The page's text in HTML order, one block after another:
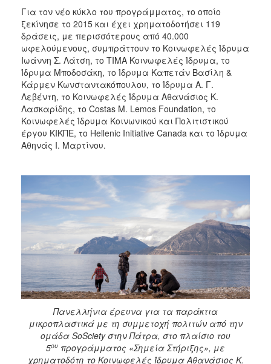
Για τον νέο κύκλο του προγράμματος, το οποίο
ξεκίνησε το 2015 και έχει χρηματοδοτήσει 119
δράσεις, με περισσότερους από 40.000
ωφελούμενους, συμπράττουν το Κοινωφελές Ίδρυμα
Ιωάννη Σ. Λάτση, το ΤΙΜΑ Κοινωφελές Ίδρυμα, το
Ίδρυμα Μποδοσάκη, το Ίδρυμα Καπετάν Βασίλη &
Κάρμεν Κωνσταντακόπουλου, το Ίδρυμα Α. Γ.
Λεβέντη, το Κοινωφελές Ίδρυμα Αθανάσιος Κ.
Λασκαρίδης, το Costas M. Lemos Foundation, το
Κοινωφελές Ίδρυμα Κοινωνικού και Πολιτιστικού
έργου ΚΙΚΠΕ, το Hellenic Initiative Canada και το Ίδρυμα
Αθηνάς Ι. Μαρτίνου.
Πανελλήνια έρευνα για τα παράκτια
μικροπλαστικά με τη συμμετοχή πολιτών από την
ομάδα SoSciety στην Πάτρα, στο πλαίσιο του
5ου προγράμματος «Σημεία Στήριξης», με
χρηματοδότη το Κοινωφελές Ίδρυμα Αθανάσιος Κ.